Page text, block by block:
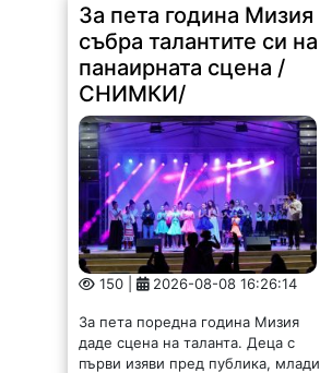
За пета година Мизия
събра талантите си на
панаирната сцена /
СНИМКИ/
150 | 2026-08-08 16:26:14
За пета поредна година Мизия
даде сцена на таланта. Деца с
първи изяви пред публика, млади